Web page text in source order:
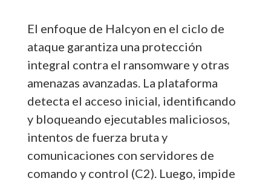
El enfoque de Halcyon en el ciclo de
ataque garantiza una protección
integral contra el ransomware y otras
amenazas avanzadas. La plataforma
detecta el acceso inicial, identificando
y bloqueando ejecutables maliciosos,
intentos de fuerza bruta y
comunicaciones con servidores de
comando y control (C2). Luego, impide